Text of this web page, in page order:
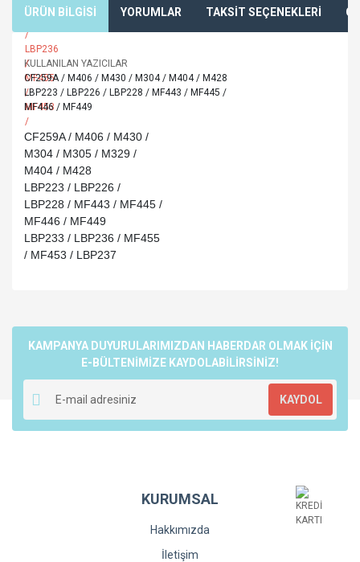
ÜRÜN BİLGİSİ YORUMLAR TAKSİT SEÇENEKLERİ
KULLANILAN YAZICILAR
CF259A / M406 / M430 / M304 / M404 / M428
LBP223 / LBP226 / LBP228 / MF443 / MF445 /
MF446 / MF449
CF259A / M406 / M430 /
M304 / M305 / M329 /
M404 / M428
LBP223 / LBP226 /
LBP228 / MF443 / MF445 /
MF446 / MF449
LBP233 / LBP236 / MF455
/ MF453 / LBP237
Yorum Yaz
Ürün açıklamasında eksik bilgiler bulunuyor.
KAMPANYA DUYURULARIMIZDAN HABERDAR OLMAK İÇİN
E-BÜLTENİMİZE KAYDOLABİLİRSİNİZ!
KAYDOL
KURUMSAL
Hakkımızda
İletişim